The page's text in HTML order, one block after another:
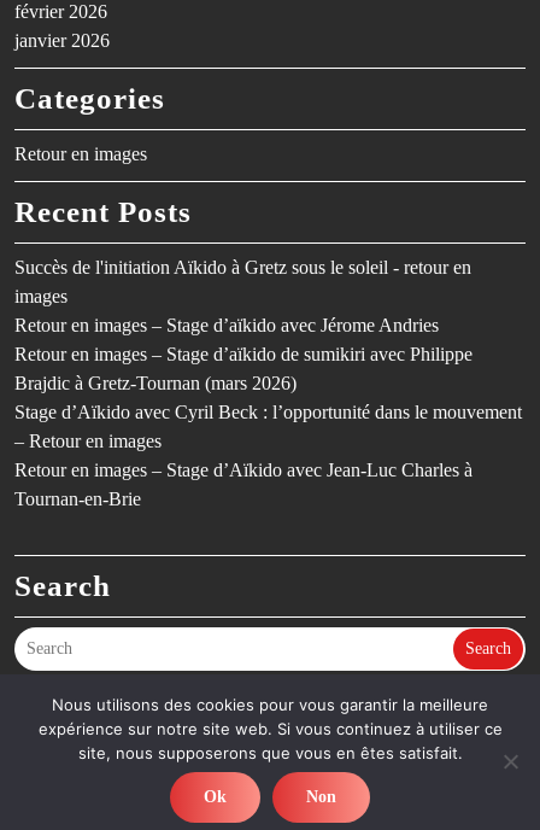
février 2026
janvier 2026
Categories
Retour en images
Recent Posts
Succès de l'initiation Aïkido à Gretz sous le soleil - retour en
images
Retour en images – Stage d’aïkido avec Jérome Andries
Retour en images – Stage d’aïkido de sumikiri avec Philippe
Brajdic à Gretz-Tournan (mars 2026)
Stage d’Aïkido avec Cyril Beck : l’opportunité dans le mouvement
– Retour en images
Retour en images – Stage d’Aïkido avec Jean-Luc Charles à
Tournan-en-Brie
Search
Search
©SCGT Aïkido – Aïkido en Seine-et-Marne (77) – Dojo de Gretz-
Armainvilliers & Tournan-en-Brie - Thème FitnessBy Ovation
Themes
Nous utilisons des cookies pour vous garantir la meilleure
expérience sur notre site web. Si vous continuez à utiliser ce
site, nous supposerons que vous en êtes satisfait.
Ok Non